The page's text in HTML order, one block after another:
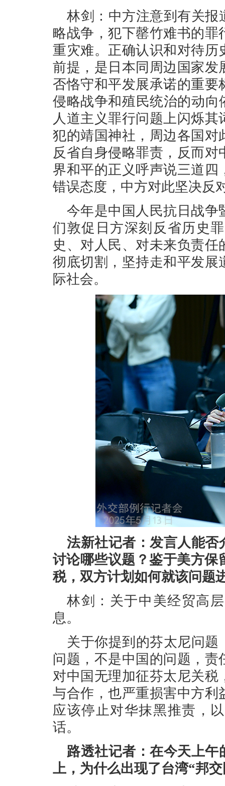
林剑：中方注意到有关报
略战争，犯下罄竹难书的
重灾难。正确认识和对待
前提，是日本同周边国家
否恪守和平发展承诺的重
侵略战争和殖民统治的动向
人道主义罪行问题上闪烁
犯的靖国神社，周边各国
反省自身侵略罪责，反而
界和平的正义呼声说三道
错误态度，中方对此坚决反
今年是中国人民抗日战争
们敦促日方深刻反省历史
史、对人民、对未来负责
彻底切割，坚持走和平发
际社会。
法新社记者：发言人能否
讨论哪些议题？鉴于美方保
税，双方计划如何就该问题
林剑：关于中美经贸高
息。
关于你提到的芬太尼问
问题，不是中国的问题，
对中国无理加征芬太尼关
与合作，也严重损害中方
应该停止对华抹黑推责，
话。
路透社记者：在今天上
上，为什么出现了台湾“邦